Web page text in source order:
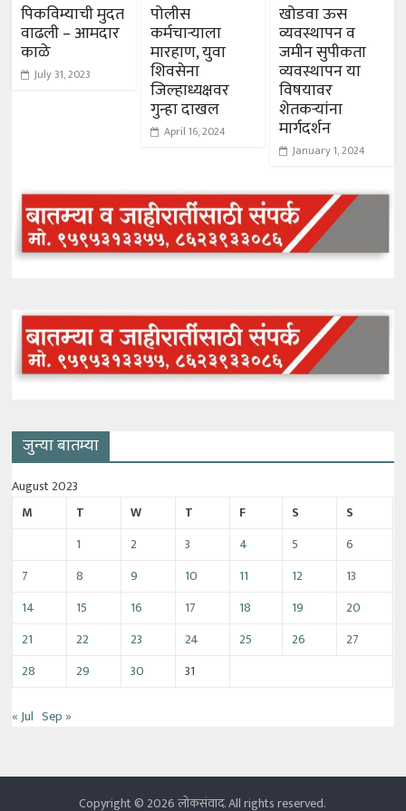
पिकविम्याची मुदत
वाढली – आमदार
काळे
July 31, 2023
पोलीस
कर्मचाऱ्याला
मारहाण, युवा
शिवसेना
जिल्हाध्यक्षवर
गुन्हा दाखल
April 16, 2024
खोडवा ऊस
व्यवस्थापन व
जमीन सुपीकता
व्यवस्थापन या
विषयावर
शेतकऱ्यांना
मार्गदर्शन
January 1, 2024
जुन्या बातम्या
August 2023
M
T W T F S
S
1
2 3 4 5
6
7
8 9 10 11 12
13
14
15 16 17 18 19
20
21
22 23 24 25 26
27
28
29 30 31
« Jul Sep »
Copyright © 2026लोकसंवाद. All rights reserved.